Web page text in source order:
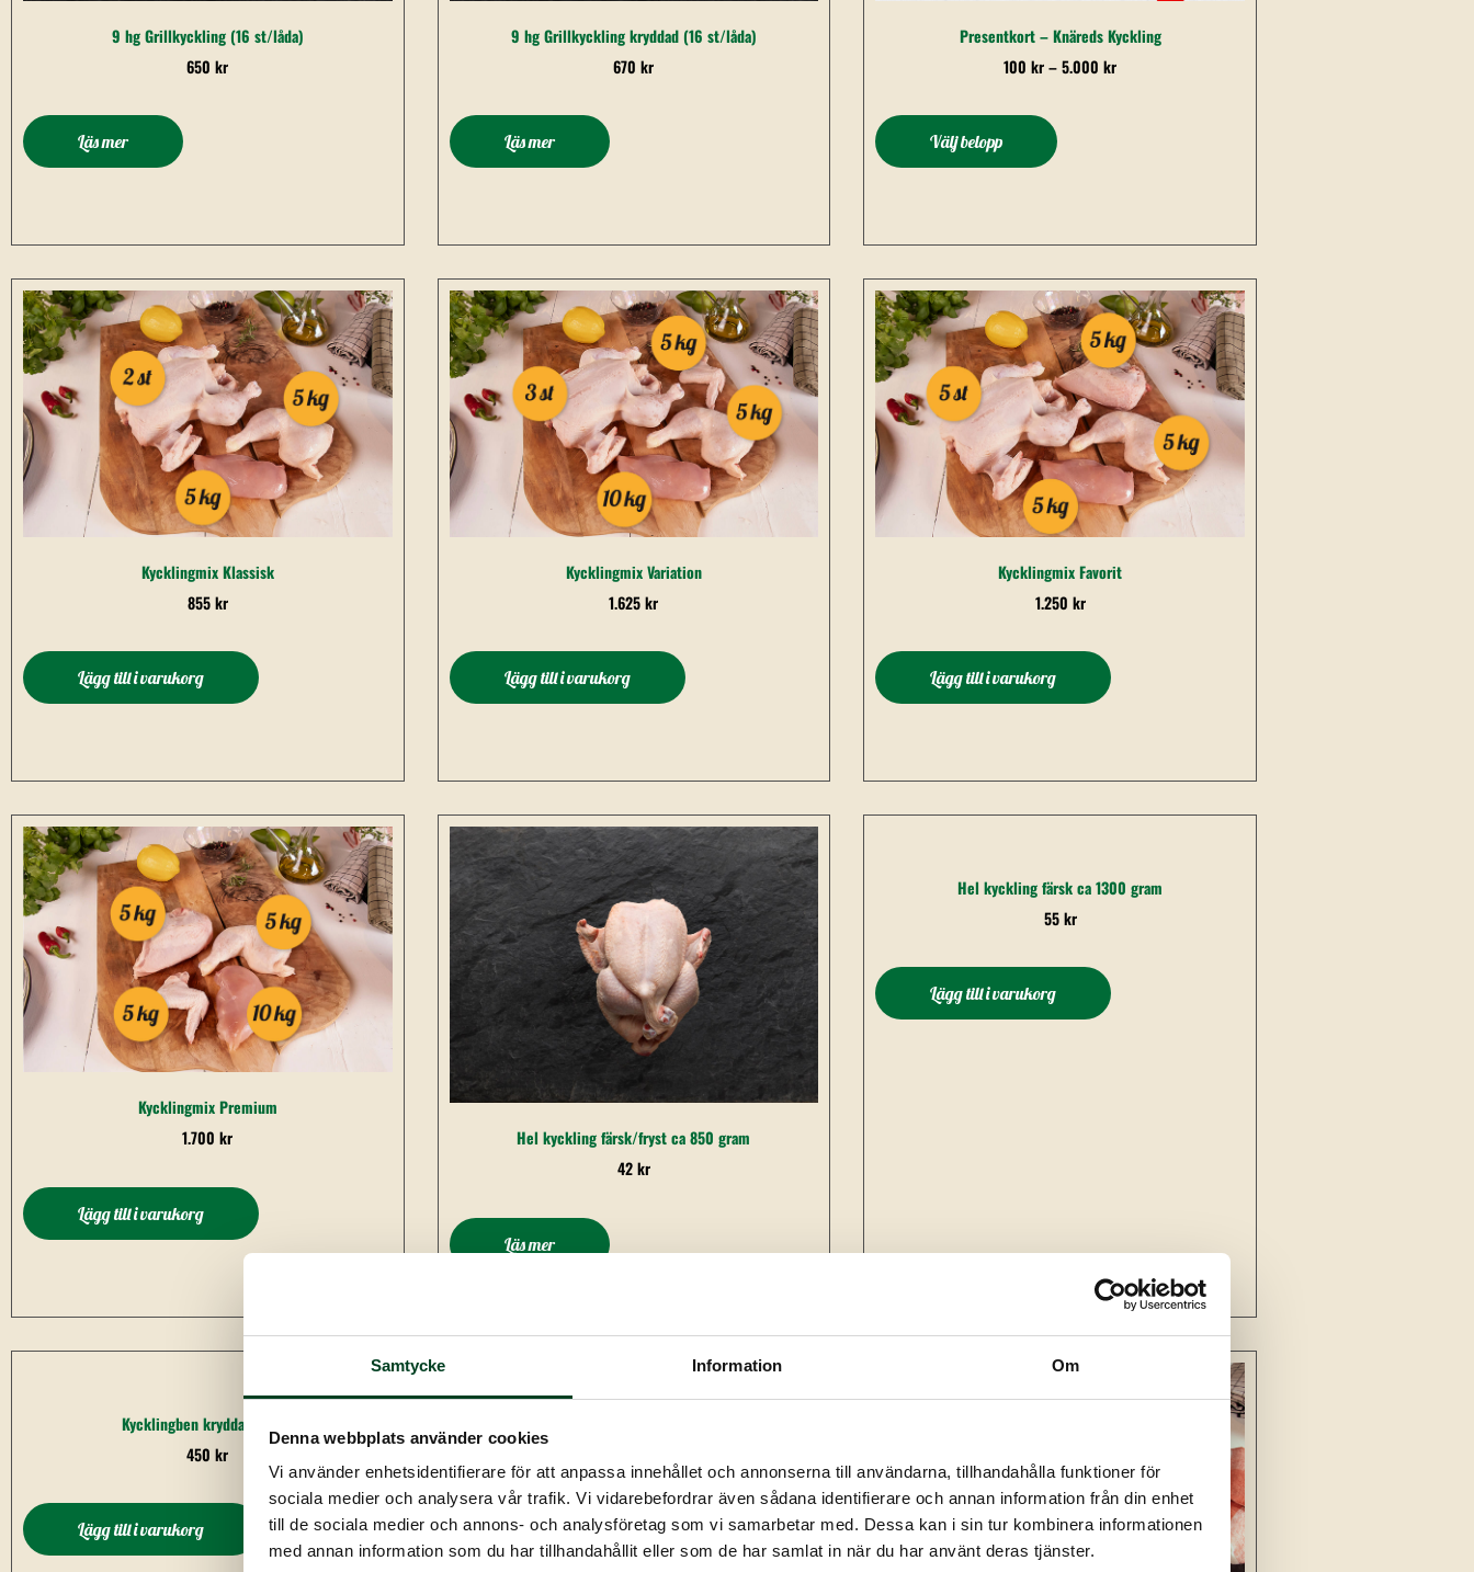
Samtycke Information Om
Denna webbplats använder cookies
Vi använder enhetsidentifierare för att anpassa innehållet och annonserna till användarna, tillhandahålla funktioner för
sociala medier och analysera vår trafik. Vi vidarebefordrar även sådana identifierare och annan information från din enhet
till de sociala medier och annons- och analysföretag som vi samarbetar med. Dessa kan i sin tur kombinera informationen
med annan information som du har tillhandahållit eller som de har samlat in när du har använt deras tjänster.
9 hg Grillkyckling (16 st/låda)
650kr
Läs mer
9 hg Grillkyckling kryddad (16 st/låda)
670kr
Läs mer
Presentkort – Knäreds Kyckling
100kr–5.000kr
Välj belopp
Kycklingmix Klassisk
855kr
Lägg till i varukorg
Kycklingmix Variation
1.625kr
Lägg till i varukorg
Kycklingmix Favorit
1.250 kr
Lägg till i varukorg
Kycklingmix Premium
1.700kr
Lägg till i varukorg
Hel kyckling färsk/fryst ca 850 gram
42kr
Läs mer
Hel kyckling färsk ca 1300 gram
55kr
Lägg till i varukorg
Kycklingben kryddad, 10 kg
450kr
Lägg till i varukorg Lägg till i varukorg